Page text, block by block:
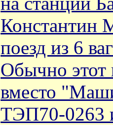
Константин
поезд из 6
Обычно этот
вместо
ТЭП70-0263